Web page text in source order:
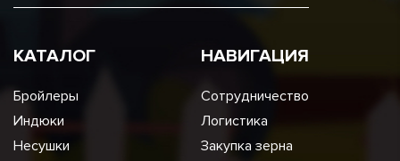
КАТАЛОГ
Бройлеры
Индюки
Несушки
НАВИГАЦИЯ
Сотрудничество
Логистика
Закупка зерна